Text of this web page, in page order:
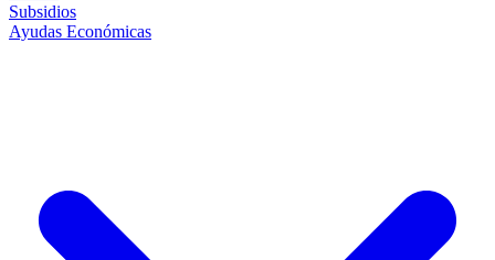
Subsidios
Ayudas Económicas